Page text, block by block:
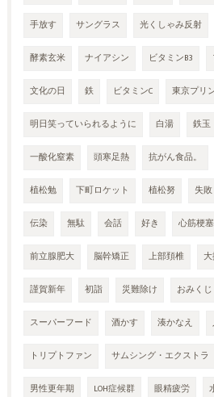
手放す サングラス 光くしゃみ反射
酵素玄米 ナイアシン ビタミンB3
文化の日 鉄 ビタミンC 東京プリ
明日笑っていられるように 白湯 鉄玉
一酸化窒素 頭寒足熱 抗がん食品。
植松勉 下町ロケット 植松努 失敗
伝染 無駄 会話 好き 心筋梗塞
前立腺肥大 脳幹矯正 上部頚椎
謹賀新年 初詣 災難除け おみくじ
スーパーフード 酒かす 湊かなえ
トリプトファン サムシング・エクストラ
男性更年期 LOH症候群 眼精疲労